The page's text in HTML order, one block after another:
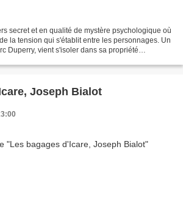
secret et en qualité de mystère psychologique où
la tension qui s'établit entre les personnages. Un
Duperry, vient s'isoler dans sa propriété
Joseph Bialot